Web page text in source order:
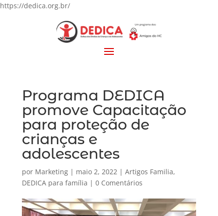
https://dedica.org.br/
Programa DEDICA
promove Capacitação
para proteção de
crianças e
adolescentes
por Marketing| maio 2, 2022| Artigos Familia,
DEDICA para família | 0 Comentários